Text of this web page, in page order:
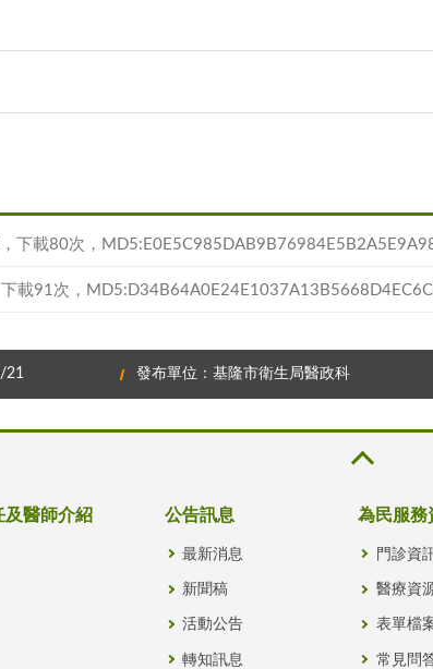
下載80次，
載91次，
21 發布單位：基隆市衛生局醫政科
及醫師介紹 公告訊息
最新消息
新聞稿
活動公告
轉知訊息
為民服務
門診資
醫療資
表單檔
常見問